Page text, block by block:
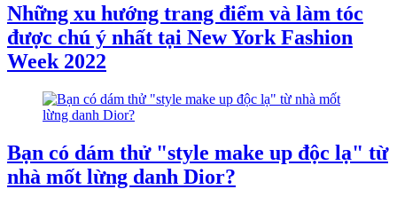
Những xu hướng trang điểm và làm tóc
được chú ý nhất tại New York Fashion
Week 2022
Bạn có dám thử "style make up độc lạ" từ
nhà mốt lừng danh Dior?